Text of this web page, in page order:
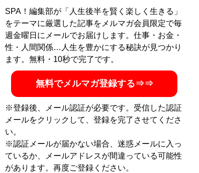
SPA！編集部が「人生後半を賢く楽しく生きる」
をテーマに厳選した記事をメルマガ会員限定で毎
週金曜日にメールでお届けします。仕事・お金・
性・人間関係…人生を豊かにする秘訣が見つかり
ます。無料・10秒で完了です。
無料でメルマガ登録する⇒⇒
※登録後、メール認証が必要です。受信した認証
メールをクリックして、登録を完了させてくださ
い。
※認証メールが届かない場合、迷惑メールに入っ
ているか、メールアドレスが間違っている可能性
があります。再度ご登録ください。